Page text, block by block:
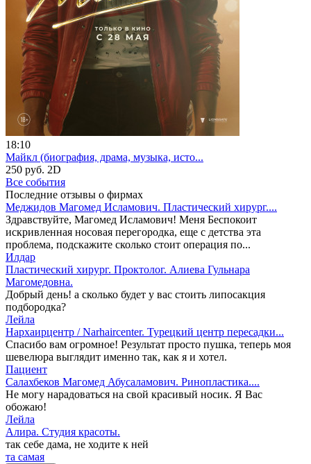
18:10
Майкл (биография, драма, музыка, исто...
250 руб. 2D
Все события
Последние отзывы о фирмах
Меджидов Магомед Исламович. Пластический хирург....
Здравствуйте, Магомед Исламович! Меня Беспокоит
искривленная носовая перегородка, еще с детства эта
проблема, подскажите сколько стоит операция по...
Илдар
Пластический хирург. Проктолог. Алиева Гульнара
Магомедовна.
Добрый день! а сколько будет у вас стоить липосакция
подбородка?
Лейла
Нархаирцентр / Narhaircenter. Турецкий центр пересадки...
Спасибо вам огромное! Результат просто пушка, теперь моя
шевелюра выглядит именно так, как я и хотел.
Пациент
Салахбеков Магомед Абусаламович. Ринопластика....
Не могу нарадоваться на свой красивый носик. Я Вас
обожаю!
Лейла
Алира. ​Студия красоты.
так себе дама, не ходите к ней
та самая